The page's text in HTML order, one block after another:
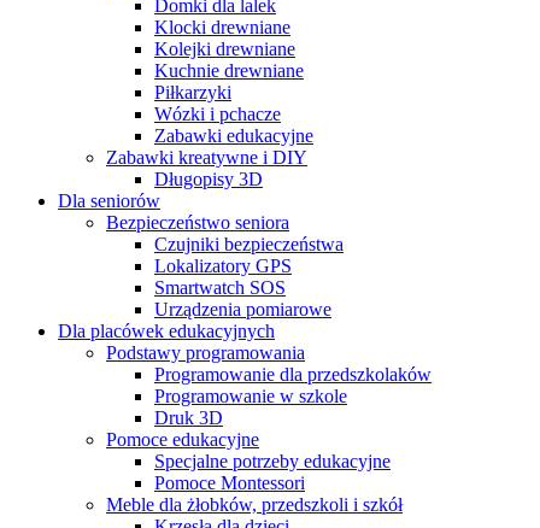
Domki dla lalek
Klocki drewniane
Kolejki drewniane
Kuchnie drewniane
Piłkarzyki
Wózki i pchacze
Zabawki edukacyjne
Zabawki kreatywne i DIY
Długopisy 3D
Dla seniorów
Bezpieczeństwo seniora
Czujniki bezpieczeństwa
Lokalizatory GPS
Smartwatch SOS
Urządzenia pomiarowe
Dla placówek edukacyjnych
Podstawy programowania
Programowanie dla przedszkolaków
Programowanie w szkole
Druk 3D
Pomoce edukacyjne
Specjalne potrzeby edukacyjne
Pomoce Montessori
Meble dla żłobków, przedszkoli i szkół